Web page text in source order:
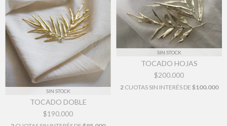
SIN STOCK
TOCADO DOBLE
$190.000
SIN STOCK
TOCADO HOJAS
$200.000
2CUOTAS SIN INTERÉS DE $100.000